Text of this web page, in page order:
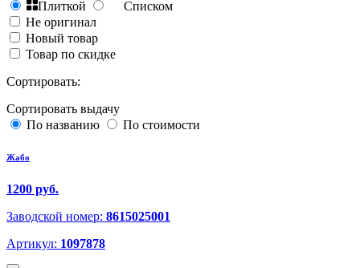
Плиткой
Списком
Не оригинал
Новый товар
Товар по скидке
Сортировать:
Сортировать выдачу
По названию
По стоимости
Жабо
1200 руб.
Заводской номер: 8615025001
Артикул: 1097878